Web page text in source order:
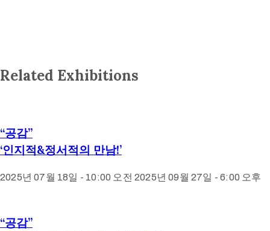
Related Exhibitions
“공감”
‘인지적&정서적의 만남!’
2025년 07월 18일 - 10:00 오전 2025년 09월 27일 - 6:00 오후
“공감”